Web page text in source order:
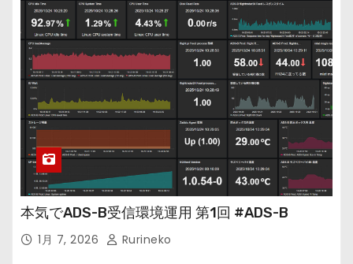
本気でADS-B受信環境運用 第1回 #ADS-B
1月 7, 2026 Rurineko